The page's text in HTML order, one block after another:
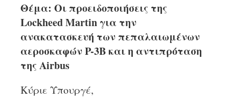
Θέμα: Οι προειδοποιήσεις της
Lockheed Martin για την
ανακατασκευή των πεπαλαιωμένων
αεροσκαφών P-3B και η αντιπρόταση
της Airbus
Κύριε Υπουργέ,